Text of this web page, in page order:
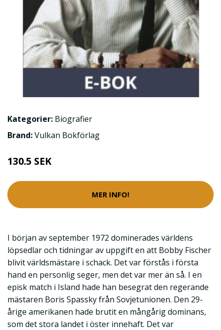
Kategorier: Biografier
Brand:Vulkan Bokförlag
130.5 SEK
MER INFO!
I början av september 1972 dominerades världens
löpsedlar och tidningar av uppgift en att Bobby Fischer
blivit världsmästare i schack. Det var förstås i första
hand en personlig seger, men det var mer än så. I en
episk match i Island hade han besegrat den regerande
mästaren Boris Spassky från Sovjetunionen. Den 29-
årige amerikanen hade brutit en mångårig dominans,
som det stora landet i öster innehaft. Det var